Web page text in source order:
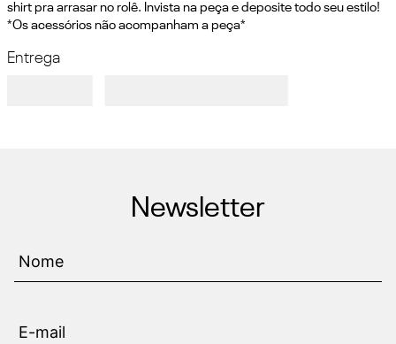
shirt pra arrasar no rolê. Invista na peça e deposite todo seu estilo!
*Os acessórios não acompanham a peça*
Entrega
Newsletter